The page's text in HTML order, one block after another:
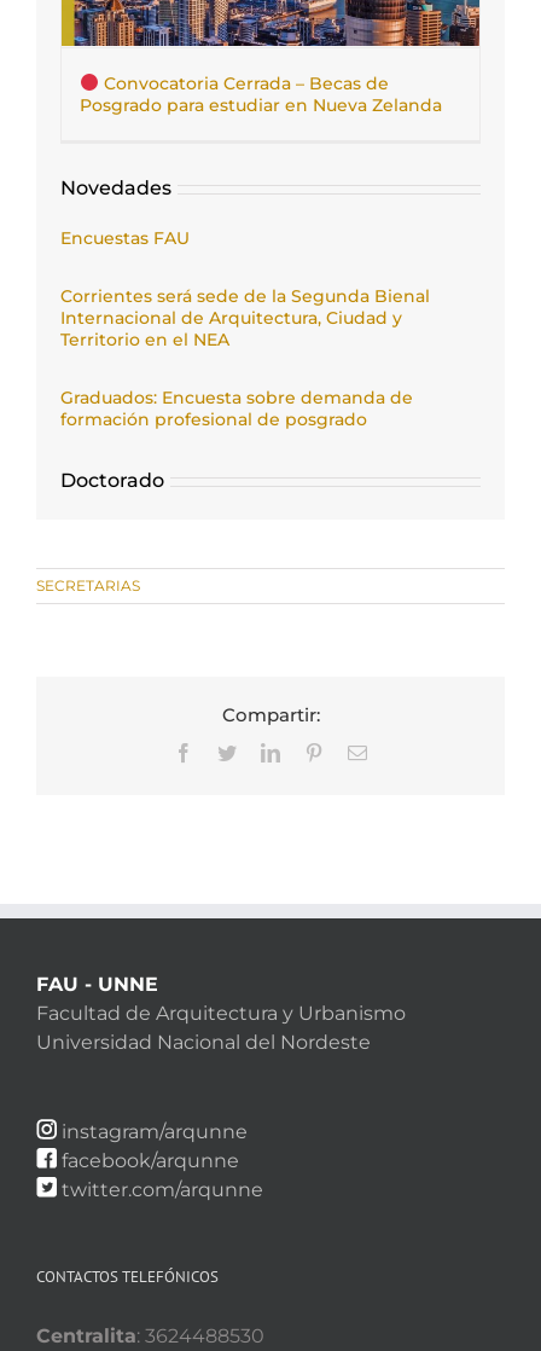
Convocatoria Cerrada – Becas de
Posgrado para estudiar en Nueva Zelanda
Novedades
Encuestas FAU
Corrientes será sede de la Segunda Bienal
Internacional de Arquitectura, Ciudad y
Territorio en el NEA
Graduados: Encuesta sobre demanda de
formación profesional de posgrado
Doctorado
SECRETARIAS
Compartir:
Facebook
TwitterLinkedInPinterestCorreo
FAU - UNNE
Facultad de Arquitectura y Urbanismo
Universidad Nacional del Nordeste
instagram/arqunne
facebook/arqunne
twitter.com/arqunne
CONTACTOS TELEFÓNICOS
Centralita: 3624488530